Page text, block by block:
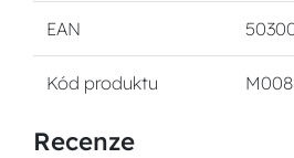
EAN
Kód produktu
Recenze